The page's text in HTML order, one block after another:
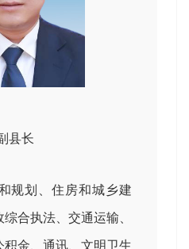
县长
划、住房和城乡建
合执法、交通运输、
金、通讯、文明卫生